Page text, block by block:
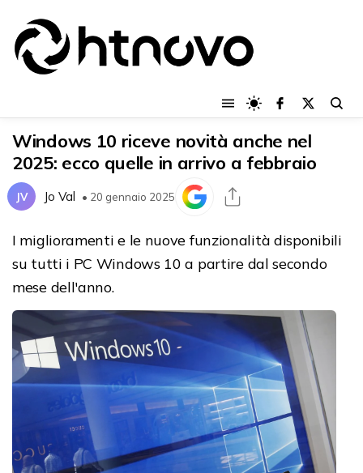
Windows 10 riceve novità anche nel
2025: ecco quelle in arrivo a febbraio
JV Jo Val • 20 gennaio 2025
I miglioramenti e le nuove funzionalità disponibili
su tutti i PC Windows 10 a partire dal secondo
mese dell'anno.